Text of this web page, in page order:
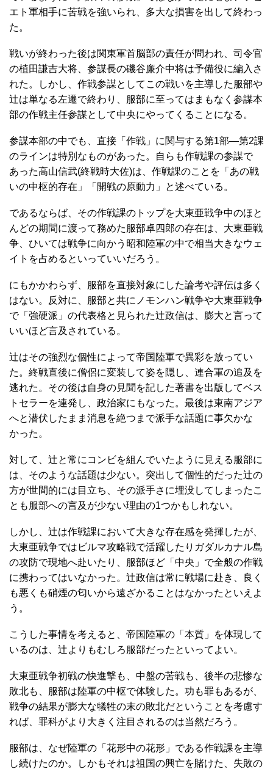
エト軍相手に苦戦を強いられ、多大な損害を出して終わっ
た。
戦いが終わった後は関東軍首脳部の責任が問われ、司令官
の植田謙吉大将、参謀長の磯谷廉介中将は予備役に編入さ
れた。しかし、作戦参謀としてこの戦いを主導した服部や
辻は単なる左遷で終わり、服部に至ってはまもなく参謀本
部の作戦主任参謀として中央にやってくることになる。
参謀本部の中でも、直接「作戦」に関与する第1部―第2課
のラインは特別なものがあった。自らも作戦課の参謀で
あった高山信武(終戦時大佐)は、作戦課のことを「あの戦
いの中枢的存在」「開戦の原動力」と述べている。
であるならば、その作戦課のトップを大東亜戦争中のほと
んどの期間に渡って務めた服部卓四郎の存在は、大東亜戦
争、ひいては戦争に向かう昭和陸軍の中で相当大きなウェ
イトを占めるといっていいだろう。
にもかかわらず、服部を直接対象にした論考や評伝は多く
はない。反対に、服部と共にノモンハン戦争や大東亜戦争
で「強硬派」の代表格と見られた辻政信は、膨大と言って
いいほど言及されている。
辻はその強烈な個性によって帝国陸軍で異彩を放ってい
た。終戦直後に僧侶に変装して姿を隠し、連合軍の追及を
逃れた。その後は自身の見聞を記した著書を出版してベス
トセラーを連発し、政治家にもなった。最後は東南アジア
へと潜伏したまま消息を絶つまで派手な話題に事欠かな
かった。
対して、辻と常にコンビを組んでいたように見える服部に
は、そのような話題は少ない。突出して個性的だった辻の
方が世間的には目立ち、その派手さに埋没してしまったこ
とも服部への言及が少ない理由の1つかもしれない。
しかし、辻は作戦課において大きな存在感を発揮したが、
大東亜戦争ではビルマ攻略戦で活躍したりガダルカナル島
の攻防で現地へ赴いたり、服部ほど「中央」で全般の作戦
に携わってはいなかった。辻政信は常に戦場に赴き、良く
も悪くも硝煙の匂いから遠ざかることはなかったといえよ
う。
こうした事情を考えると、帝国陸軍の「本質」を体現して
いるのは、辻よりもむしろ服部だったといってよい。
大東亜戦争初戦の快進撃も、中盤の苦戦も、後半の悲惨な
敗北も、服部は陸軍の中枢で体験した。功も罪もあるが、
戦争の結果が膨大な犠牲の末の敗北だということを考慮す
れば、罪科がより大きく注目されるのは当然だろう。
服部は、なぜ陸軍の「花形中の花形」である作戦課を主導
し続けたのか。しかもそれは祖国の興亡を賭けた、失敗の